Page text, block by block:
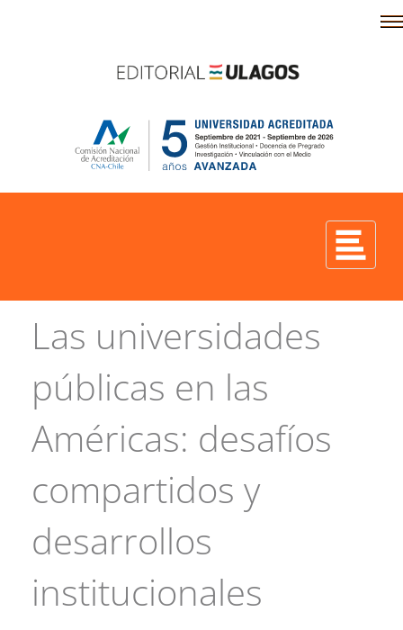
Las universidades
públicas en las
Américas: desafíos
compartidos y
desarrollos
institucionales